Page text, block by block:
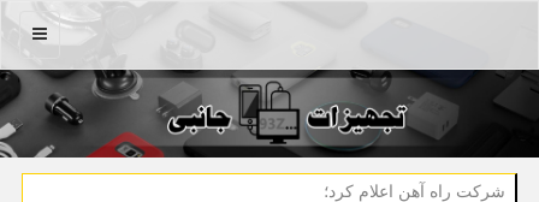
منو
شركت راه آهن اعلام كرد؛